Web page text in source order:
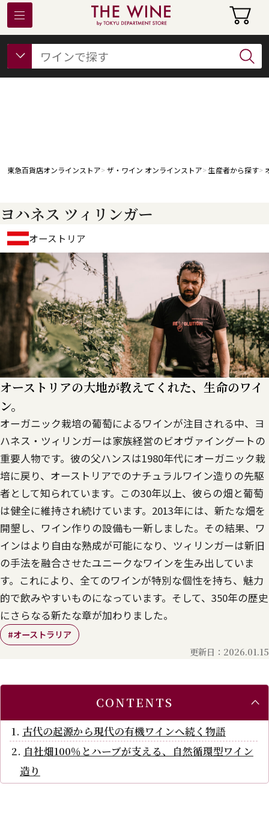
東急百貨店オンラインストアについて
フード ビューティー ギフト&ライフスタイル
東急百貨店オンラインストア ザ・ワイン オンラインストア 生産者から探す
ヨハネス ツィリンガー
オーストリア
オーストリアの大地が教えてくれた、生命のワイ
ン。
オーガニック栽培の葡萄によるワインが注目される中、ヨ
ハネス・ツィリンガーは家族経営のビオヴァイングートの
重要人物です。彼の父ハンスは1980年代にオーガニック栽
培に戻り、オーストリアでのナチュラルワイン造りの先駆
者として知られています。この30年以上、彼らの畑と葡萄
は健全に維持され続けています。2013年には、新たな畑を
開墾し、ワイン作りの設備も一新しました。その結果、ワ
インはより自由な熟成が可能になり、ツィリンガーは新旧
の手法を融合させたユニークなワインを生み出していま
す。これにより、全てのワインが特別な個性を持ち、魅力
的で飲みやすいものになっています。そして、350年の歴史
にさらなる新たな章が加わりました。
#オーストラリア
更新日：2026.01.15
CONTENTS
古代の起源から現代の有機ワインへ続く物語
自社畑100％とハーブが支える、自然循環型ワイン
造り